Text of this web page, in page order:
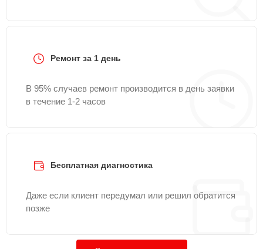
Ремонт за 1 день
В 95% случаев ремонт производится в день заявки
в течение 1-2 часов
Бесплатная диагностика
Даже если клиент передумал или решил обратится
позже